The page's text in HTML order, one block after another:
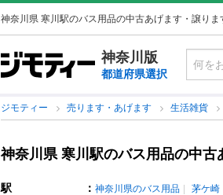
神奈川県 寒川駅のバス用品の中古あげます・譲りま
神奈川版
都道府県選択
ジモティー 売ります・あげます 生活雑貨
神奈川県 寒川駅のバス用品の中古
駅 ： 神奈川県のバス用品 茅ケ崎